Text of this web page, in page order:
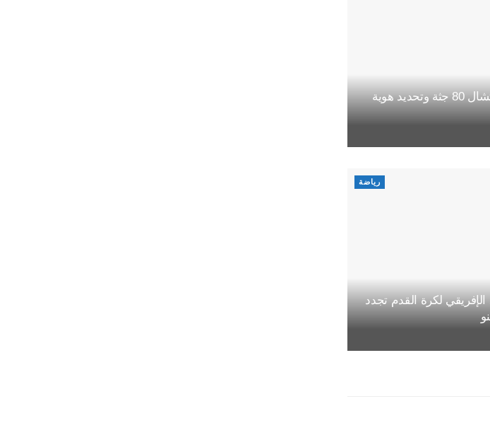
سلطات سبتة تعلن انتشال 80 جثة وتحديد هوية
رياضة
الإفريقي لكرة القدم تجدد